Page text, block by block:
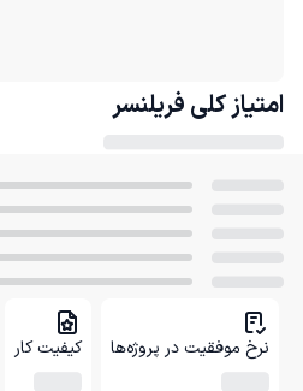
امتیاز کلی فریلنسر
نرخ موفقیت در پروژه‌ها کیفیت کار